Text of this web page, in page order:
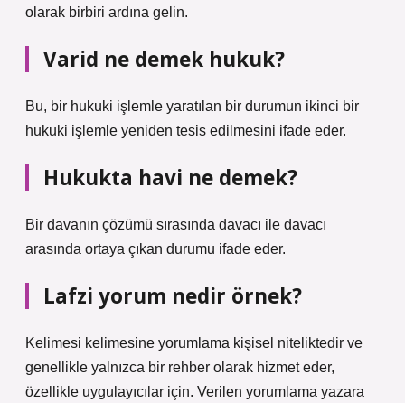
olarak birbiri ardına gelin.
Varid ne demek hukuk?
Bu, bir hukuki işlemle yaratılan bir durumun ikinci bir
hukuki işlemle yeniden tesis edilmesini ifade eder.
Hukukta havi ne demek?
Bir davanın çözümü sırasında davacı ile davacı
arasında ortaya çıkan durumu ifade eder.
Lafzi yorum nedir örnek?
Kelimesi kelimesine yorumlama kişisel niteliktedir ve
genellikle yalnızca bir rehber olarak hizmet eder,
özellikle uygulayıcılar için. Verilen yorumlama yazara